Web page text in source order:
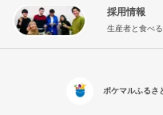
採用情報
生産者と食べ
ポケマルふるさ